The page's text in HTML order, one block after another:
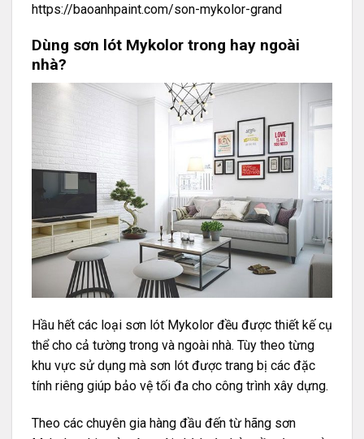
https://baoanhpaint.com/son-mykolor-grand
Dùng sơn lót Mykolor trong hay ngoài
nhà?
Hầu hết các loại sơn lót Mykolor đều được thiết kế cụ
thể cho cả tường trong và ngoài nhà. Tùy theo từng
khu vực sử dụng mà sơn lót được trang bị các đặc
tính riêng giúp bảo vệ tối đa cho công trình xây dựng.
Theo các chuyên gia hàng đầu đến từ hãng sơn